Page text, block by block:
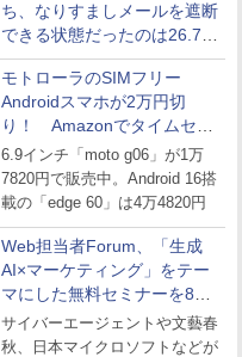
ち、なりすましメールを遮断
できる状態だったのは26.7％
にとどまる～GMOブランド
セキュリティ調査
モトローラのSIMフリー
Androidスマホが2万円切
り！ Amazonでタイムセー
ル
6.9インチ「moto g06」が1万
7820円で販売中。Android 16搭
載の「edge 60」は4万4820円
Web担当者Forum、「生成
AI×マーケティング」をテー
マにした無料セミナーを8月
27日にオンライン開催
サイバーエージェントや文藝春
秋、日本マイクロソフトなどが